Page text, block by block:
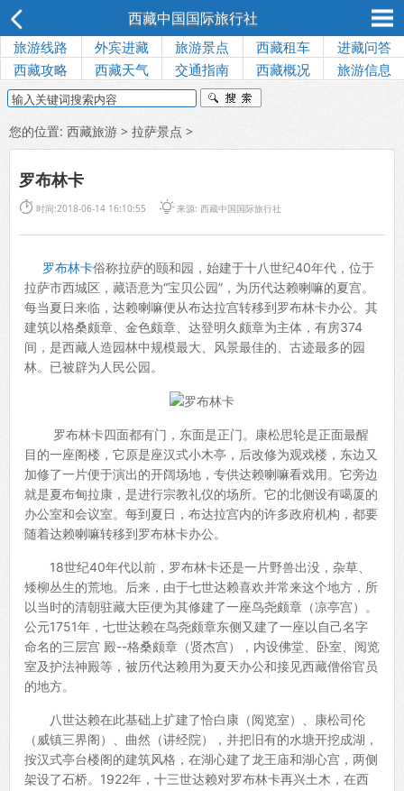
西藏中国国际旅行社
旅游线路 外宾进藏 旅游景点 西藏租车
进藏问答
西藏攻略
西藏天气 交通指南 西藏概况 旅游信息
您的位置: 西藏旅游 > 拉萨景点 >
罗布林卡
 时间:2018-06-14 16:10:55 来源: 西藏中国国际旅行社
罗布林卡俗称拉萨的颐和园，始建于十八世纪40年代，位于
拉萨市西城区，藏语意为“宝贝公园”，为历代达赖喇嘛的夏宫。
每当夏日来临，达赖喇嘛便从布达拉宫转移到罗布林卡办公。其
建筑以格桑颇章、金色颇章、达登明久颇章为主体，有房374
间，是西藏人造园林中规模最大、风景最佳的、古迹最多的园
林。已被辟为人民公园。
罗布林卡四面都有门，东面是正门。康松思轮是正面最醒
目的一座阁楼，它原是座汉式小木亭，后改修为观戏楼，东边又
加修了一片便于演出的开阔场地，专供达赖喇嘛看戏用。它旁边
就是夏布甸拉康，是进行宗教礼仪的场所。它的北侧设有噶厦的
办公室和会议室。每到夏日，布达拉宫内的许多政府机构，都要
随着达赖喇嘛转移到罗布林卡办公。
18世纪40年代以前，罗布林卡还是一片野兽出没，杂草、
矮柳丛生的荒地。后来，由于七世达赖喜欢并常来这个地方，所
以当时的清朝驻藏大臣便为其修建了一座鸟尧颇章（凉亭宫）。
公元1751年，七世达赖在鸟尧颇章东侧又建了一座以自己名字
命名的三层宫 殿--格桑颇章（贤杰宫），内设佛堂、卧室、阅览
室及护法神殿等，被历代达赖用为夏天办公和接见西藏僧俗官员
的地方。
八世达赖在此基础上扩建了恰白康（阅览室）、康松司伦
（威镇三界阁）、曲然（讲经院），并把旧有的水塘开挖成湖，
按汉式亭台楼阁的建筑风格，在湖心建了龙王庙和湖心宫，两侧
架设了石桥。1922年，十三世达赖对罗布林卡再兴土木，在西